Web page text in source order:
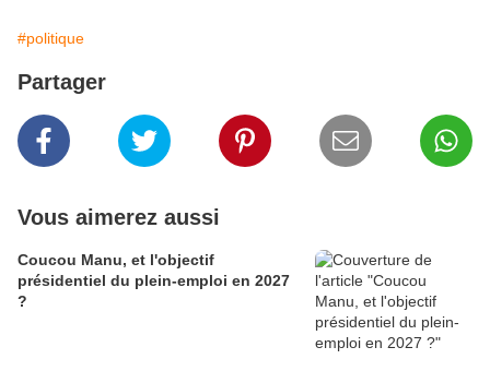
#politique
Partager
Vous aimerez aussi
Coucou Manu, et l'objectif
présidentiel du plein-emploi en 2027
?